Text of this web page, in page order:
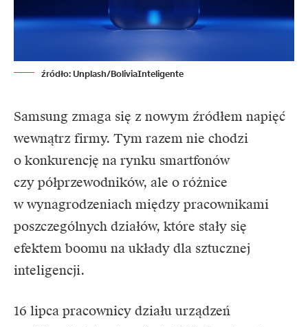
źródło: Unplash/BoliviaInteligente
Samsung zmaga się z nowym źródłem napięć
wewnątrz firmy. Tym razem nie chodzi
o konkurencję na rynku smartfonów
czy półprzewodników, ale o różnice
w wynagrodzeniach między pracownikami
poszczególnych działów, które stały się
efektem boomu na układy dla sztucznej
inteligencji.
16 lipca pracownicy działu urządzeń